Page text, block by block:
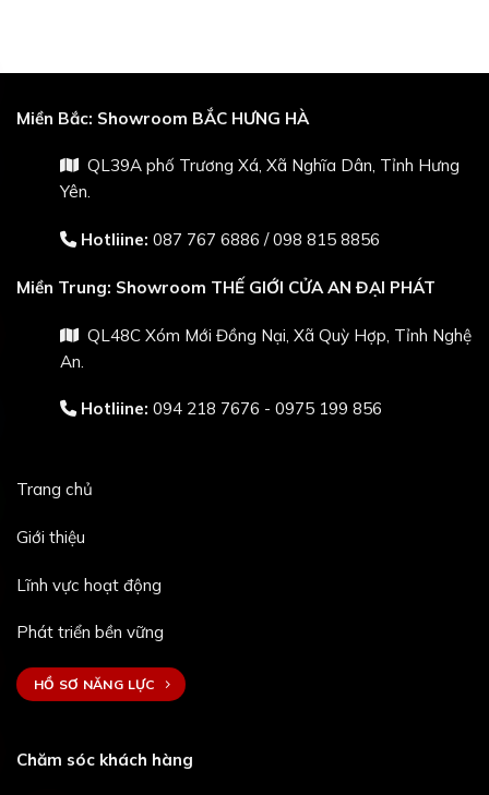
Miền Bắc: Showroom BẮC HƯNG HÀ
QL39A phố Trương Xá, Xã Nghĩa Dân, Tỉnh Hưng
Yên.
Hotliine: 087 767 6886 /098 815 8856
Miền Trung: Showroom THẾ GIỚI CỬA AN ĐẠI PHÁT
QL48C Xóm Mới Đồng Nại, Xã Quỳ Hợp, Tỉnh Nghệ
An.
Hotliine: 094 218 7676 - 0975 199 856
Trang chủ
Giới thiệu
Lĩnh vực hoạt động
Phát triển bền vững
HỒ SƠ NĂNG LỰC
Chăm sóc khách hàng